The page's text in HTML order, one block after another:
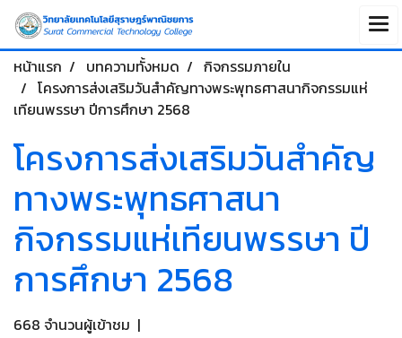
หน้าแรก บทความทั้งหมด
กิจกรรมภายใน
โครงการส่งเสริมวันสำคัญทางพระพุทธศาสนากิจกรรมแห่
เทียนพรรษา ปีการศึกษา 2568
โครงการส่งเสริมวันสำคัญ
ทางพระพุทธศาสนา
กิจกรรมแห่เทียนพรรษา ปี
การศึกษา 2568
668 จำนวนผู้เข้าชม |